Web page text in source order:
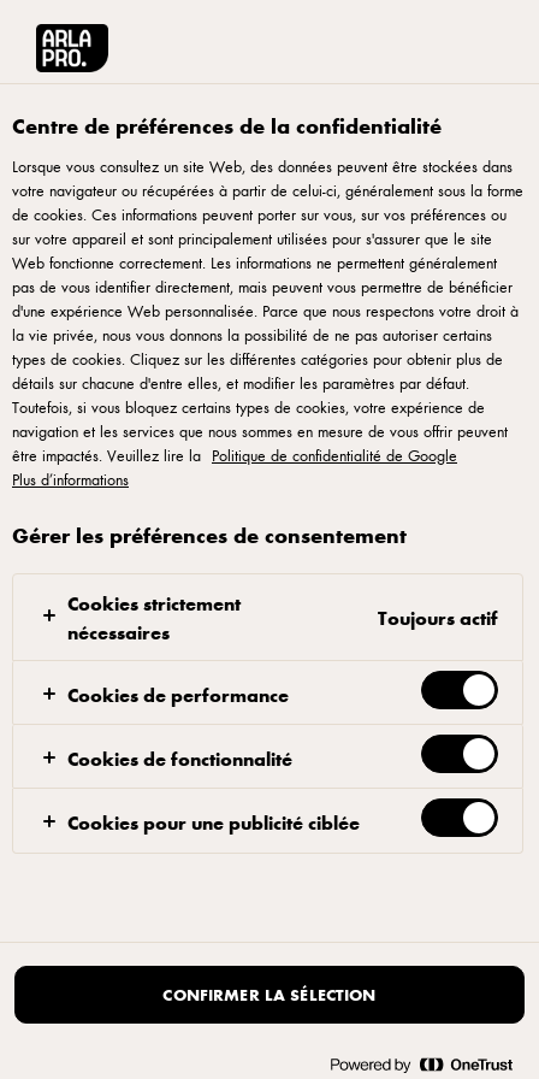
Produits laitiers de qualité pour la restauration
Produits
Arla Foods France, 50 Rue de Paradis, 75010 Paris, France. Tel. +33 145
23 86 90
|Rouvrir la fenêtre contextuelle des cookies
Centre de préférences de la confidentialité
Lorsque vous consultez un site Web, des données peuvent être stockées dans
votre navigateur ou récupérées à partir de celui-ci, généralement sous la forme
de cookies. Ces informations peuvent porter sur vous, sur vos préférences ou
sur votre appareil et sont principalement utilisées pour s'assurer que le site
Web fonctionne correctement. Les informations ne permettent généralement
pas de vous identifier directement, mais peuvent vous permettre de bénéficier
d'une expérience Web personnalisée. Parce que nous respectons votre droit à
la vie privée, nous vous donnons la possibilité de ne pas autoriser certains
types de cookies. Cliquez sur les différentes catégories pour obtenir plus de
détails sur chacune d'entre elles, et modifier les paramètres par défaut.
Toutefois, si vous bloquez certains types de cookies, votre expérience de
navigation et les services que nous sommes en mesure de vous offrir peuvent
être impactés. Veuillez lire la Politique de confidentialité de Google
Plus d’informations
Gérer les préférences de consentement
Cookies strictement
nécessaires
Toujours actif
Cookies de performance
Cookies de fonctionnalité
Cookies pour une publicité ciblée
CONFIRMER LA SÉLECTION